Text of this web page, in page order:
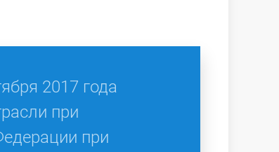
2017 года
при
при